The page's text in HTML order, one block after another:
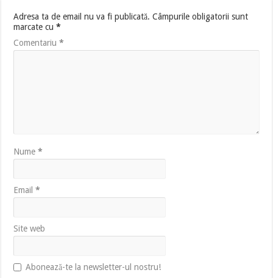
Adresa ta de email nu va fi publicată. Câmpurile obligatorii sunt
marcate cu*
Comentariu*
Nume*
Email*
Site web
Abonează-te la newsletter-ul nostru!